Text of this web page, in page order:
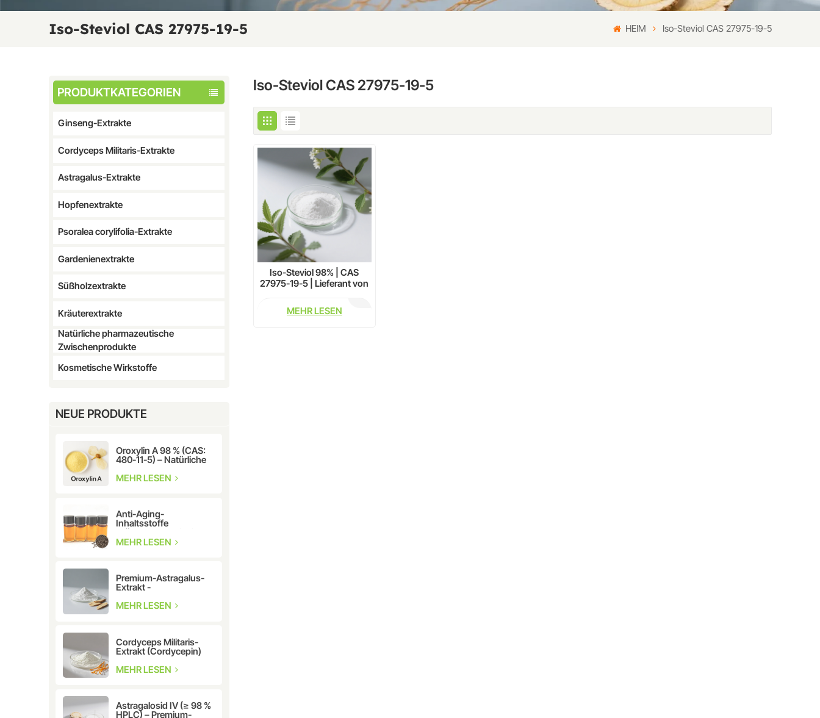
Iso-Steviol CAS 27975-19-5 HEIM Iso-Steviol CAS 27975-19-5
PRODUKTKATEGORIEN
Ginseng-Extrakte
Cordyceps Militaris-Extrakte
Astragalus-Extrakte
Hopfenextrakte
Psoralea corylifolia-Extrakte
Gardenienextrakte
Süßholzextrakte
Kräuterextrakte
Natürliche pharmazeutische
Zwischenprodukte
Kosmetische Wirkstoffe
NEUE PRODUKTE
Oroxylin A 98 % (CAS:
480-11-5) – Natürliche
für die
MEHR LESEN
Anti-Aging-
Inhaltsstoffe
Kräuterextrakt CAS:
10309-37-2 Bakuchiol
MEHR LESEN
Premium-Astragalus-
Extrakt -
CAS:78574-94-4
MEHR LESEN
Cordyceps Militaris-
Extrakt (Cordycepin)
MEHR LESEN
Astragalosid IV (≥ 98 %
HPLC) – Premium-
Iso-Steviol CAS 27975-19-5
Iso-Steviol 98% | CAS
27975-19-5 | Lieferant von
MEHR LESEN